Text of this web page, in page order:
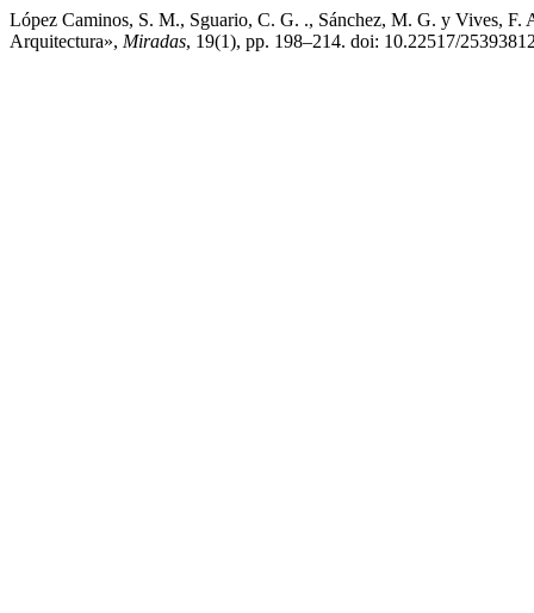
López Caminos, S. M., Sguario, C. G. ., Sánchez, M. G. y Vives, F.
Arquitectura», Miradas, 19(1), pp. 198–214. doi: 10.22517/